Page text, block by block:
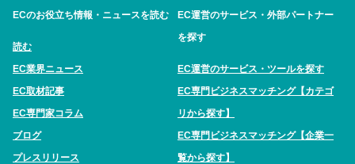
ECのお役立ち情報・ニュースを読む
読む
EC業界ニュース
EC取材記事
EC専門家コラム
ブログ
プレスリリース
EC運営のサービス・外部パートナー
を探す
EC運営のサービス・ツールを探す
EC専門ビジネスマッチング【カテゴ
リから探す】
EC専門ビジネスマッチング【企業一
覧から探す】